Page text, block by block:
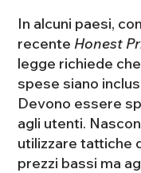
In alcuni paesi,
recente Honest
legge richiede
spese siano
Devono essere
agli utenti.
utilizzare tattiche
prezzi bassi ma